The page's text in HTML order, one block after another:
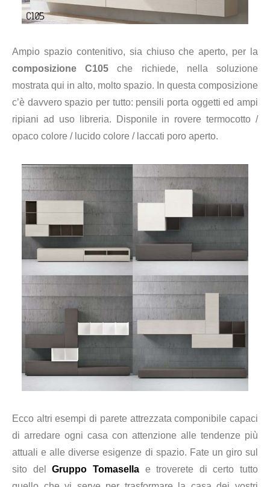
Ampio spazio contenitivo, sia chiuso che aperto, per la
composizione C105 che richiede, nella soluzione
mostrata qui in alto, molto spazio. In questa composizione
c’è davvero spazio per tutto: pensili porta oggetti ed ampi
ripiani ad uso libreria. Disponile in rovere termocotto /
opaco colore / lucido colore / laccati poro aperto.
Ecco altri esempi di parete attrezzata componibile capaci
di arredare ogni casa con attenzione alle tendenze più
attuali e alle diverse esigenze di spazio. Fate un giro sul
sito delGruppo Tomasellae troverete di certo tutto